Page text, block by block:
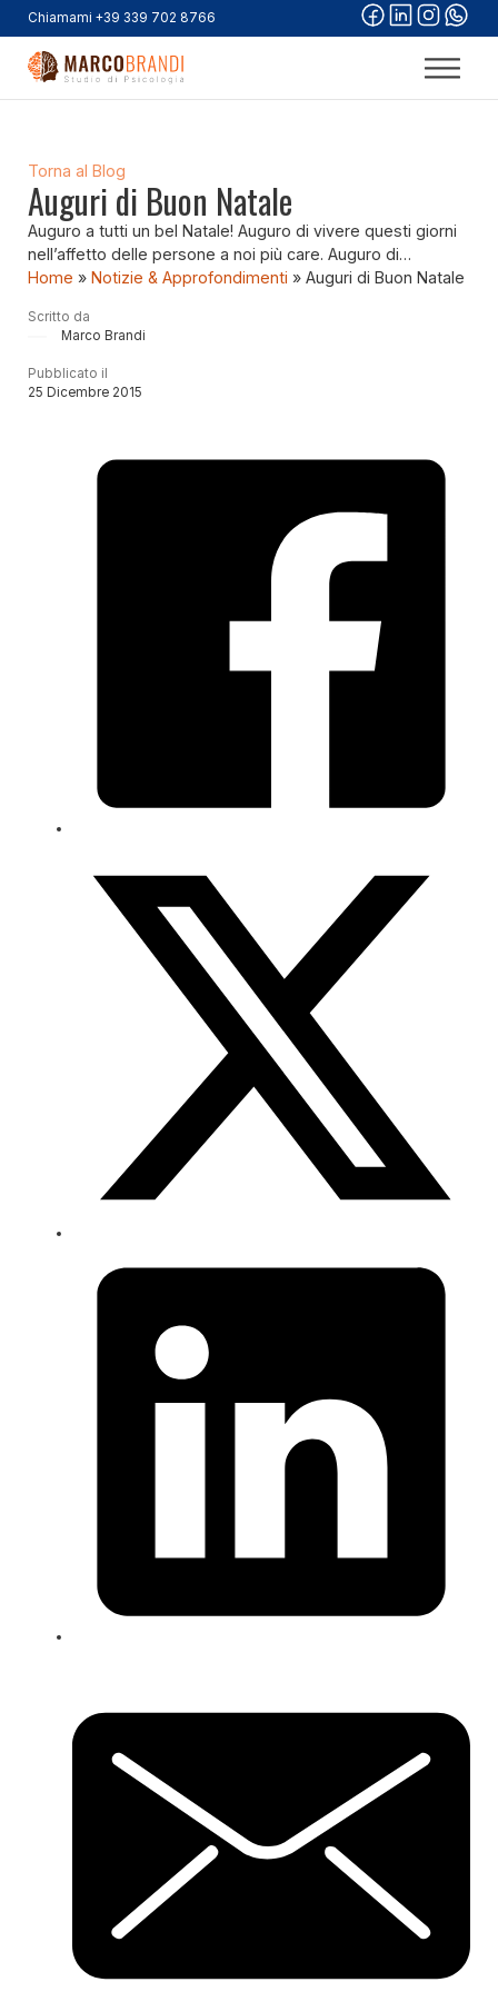
Chiamami +39 339 702 8766
Auguri di Buon Natale
Auguro a tutti un bel Natale! Auguro di vivere questi giorni
nell’affetto delle persone a noi più care. Auguro di…
Home » Notizie & Approfondimenti » Auguri di Buon Natale
Scritto da
Marco Brandi
Pubblicato il
25 Dicembre 2015
Torna al Blog